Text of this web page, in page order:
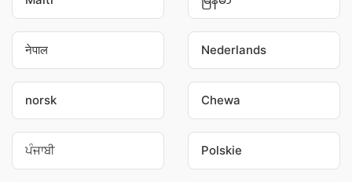
नेपाल Nederlands
norsk Chewa
ਪੰਜਾਬੀ Polskie